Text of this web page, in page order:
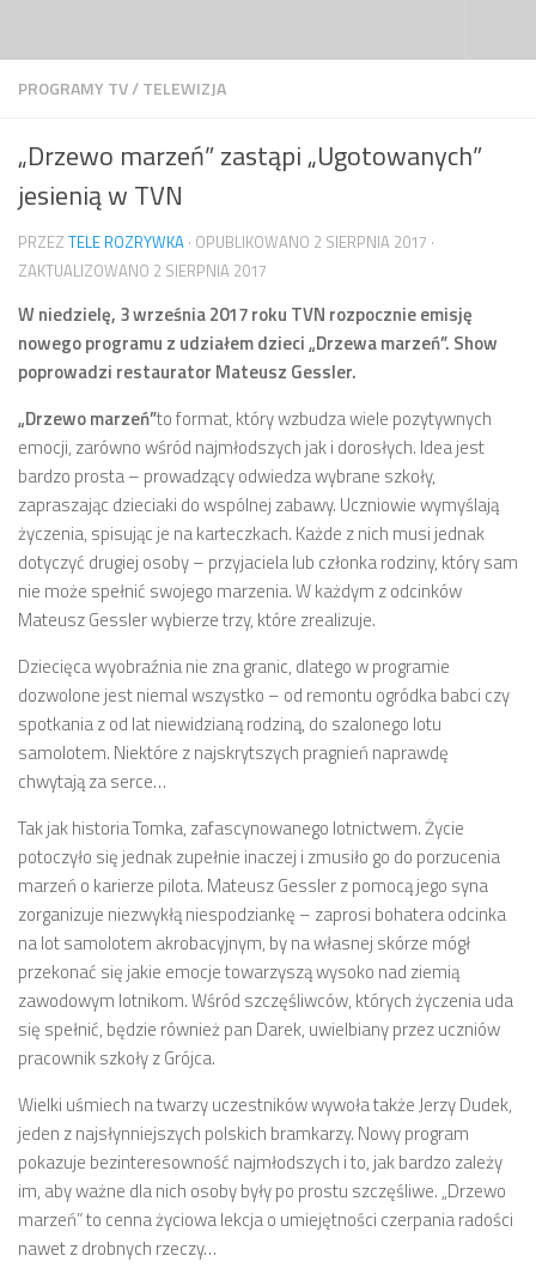
PROGRAMY TV/TELEWIZJA
„Drzewo marzeń” zastąpi „Ugotowanych”
jesienią w TVN
PRZEZ TELE ROZRYWKA · OPUBLIKOWANO 2 SIERPNIA 2017 ·
ZAKTUALIZOWANO 2 SIERPNIA 2017
W niedzielę, 3 września 2017 roku TVN rozpocznie emisję
nowego programu z udziałem dzieci „Drzewa marzeń”. Show
poprowadzi restaurator Mateusz Gessler.
„Drzewo marzeń”to format, który wzbudza wiele pozytywnych
emocji, zarówno wśród najmłodszych jak i dorosłych. Idea jest
bardzo prosta – prowadzący odwiedza wybrane szkoły,
zapraszając dzieciaki do wspólnej zabawy. Uczniowie wymyślają
życzenia, spisując je na karteczkach. Każde z nich musi jednak
dotyczyć drugiej osoby – przyjaciela lub członka rodziny, który sam
nie może spełnić swojego marzenia. W każdym z odcinków
Mateusz Gessler wybierze trzy, które zrealizuje.
Dziecięca wyobraźnia nie zna granic, dlatego w programie
dozwolone jest niemal wszystko – od remontu ogródka babci czy
spotkania z od lat niewidzianą rodziną, do szalonego lotu
samolotem. Niektóre z najskrytszych pragnień naprawdę
chwytają za serce…
Tak jak historia Tomka, zafascynowanego lotnictwem. Życie
potoczyło się jednak zupełnie inaczej i zmusiło go do porzucenia
marzeń o karierze pilota. Mateusz Gessler z pomocą jego syna
zorganizuje niezwykłą niespodziankę – zaprosi bohatera odcinka
na lot samolotem akrobacyjnym, by na własnej skórze mógł
przekonać się jakie emocje towarzyszą wysoko nad ziemią
zawodowym lotnikom. Wśród szczęśliwców, których życzenia uda
się spełnić, będzie również pan Darek, uwielbiany przez uczniów
pracownik szkoły z Grójca.
Wielki uśmiech na twarzy uczestników wywoła także Jerzy Dudek,
jeden z najsłynniejszych polskich bramkarzy. Nowy program
pokazuje bezinteresowność najmłodszych i to, jak bardzo zależy
im, aby ważne dla nich osoby były po prostu szczęśliwe. „Drzewo
marzeń” to cenna życiowa lekcja o umiejętności czerpania radości
nawet z drobnych rzeczy…